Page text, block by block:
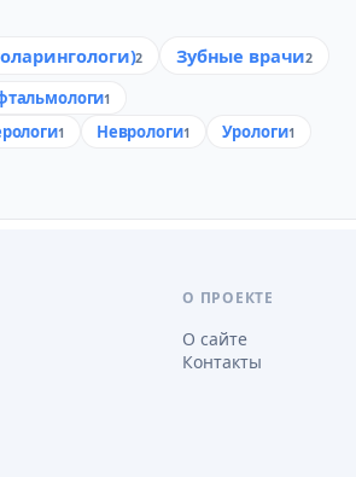
2 Зубные врачи2
1
1 Неврологи1 Урологи1
О ПРОЕКТЕ
О сайте
Контакты